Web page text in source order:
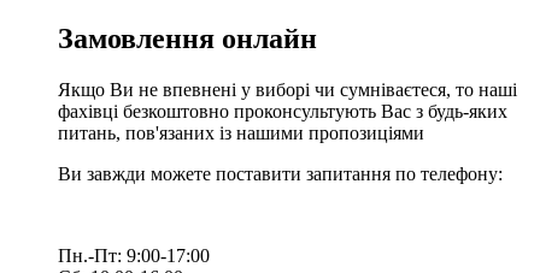
Замовлення онлайн
Якщо Ви не впевнені у виборі чи сумніваєтеся, то наші
фахівці безкоштовно проконсультують Вас з будь-яких
питань, пов'язаних із нашими пропозиціями
Ви завжди можете поставити запитання по телефону:
Пн.-Пт: 9:00-17:00